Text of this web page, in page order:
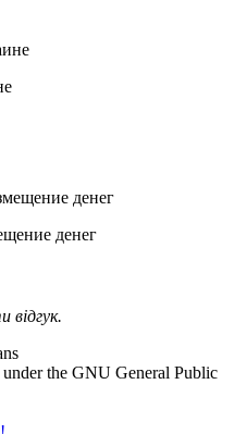
денег
відгук.
under the GNU General Public